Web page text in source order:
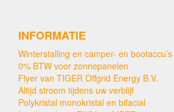
INFORMATIE
Winterstalling en camper- en bootaccu’s
0% BTW voor zonnepanelen
Flyer van TIGER Offgrid Energy B.V.
Altijd stroom tijdens uw verblijf
Polykristal monokristal en bifacial